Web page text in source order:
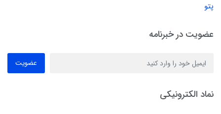
پتو
عضویت در خبرنامه
عضویت
نماد الکترونیکی